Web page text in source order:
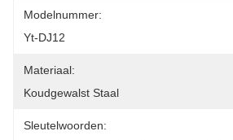
Modelnummer:
Yt-DJ12
Materiaal:
Koudgewalst Staal
Sleutelwoorden: